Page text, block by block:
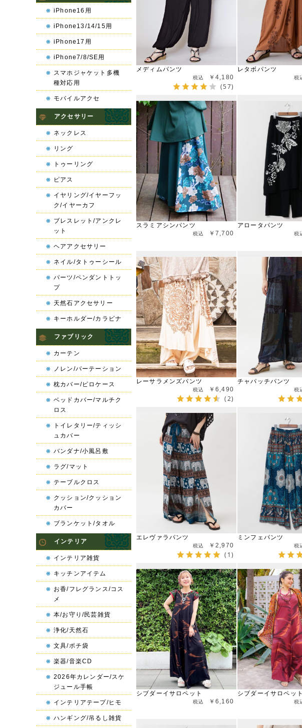
メディムパンツ
￥4,180
(57)
レタボパンツ
スラミアシンパンツ
￥7,700
アロータパンツ
レーサラメンズパンツ
￥6,490
(2)
チャパッチパンツ
エレヴァラパンツ
￥2,970
(1)
ミンフェパンツ
シブダーイサロペット
￥6,160
シブダーイサロペット
iPhone16用
iPhone13/14/15用
iPhone17用
iPhone7/8/SE用
スマホジャケット多機
種対応用
モバイルアクセ
アクセサリー
ネックレス
リング
トゥーリング
ピアス
イヤリング/イヤーフッ
ク/イヤーカフ
ブレスレット/アンクレ
ット
ヘアアクセサリー
ネイル/タトゥーシール
パーツ/ペンダントトッ
プ
天然石アクセサリー
キーホルダー/カラビナ
ファブリック
カーテン
ノレン/パーテーション
枕カバー/ピロケース
ベッドカバー/マルチク
ロス
トイレタリー/ティッシ
ュカバー
バンダナ/小風呂敷
ラグ/マット
テーブルクロス
クッション/クッション
カバー
ブランケット/タオル
インテリア
インテリア雑貨
キッチンアイテム
お香/フレグランス/コス
メ
本/お守り/民芸雑貨
浄化/天然石
文具/ポチ袋
楽器/音楽CD
2026年カレンダー/スケ
ジュール手帳
インテリアテープ/ヒモ
ハンギング/吊るし雑貨